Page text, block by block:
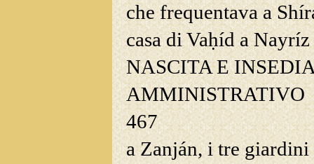
che frequentava a
casa di Vaḥíd a
NASCITA E
AMMINISTRATIVO
467
a Zanján, i tre giardini